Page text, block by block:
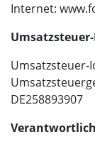
Internet:
Umsatzsteuer-
DE258893907
Verantwortlich